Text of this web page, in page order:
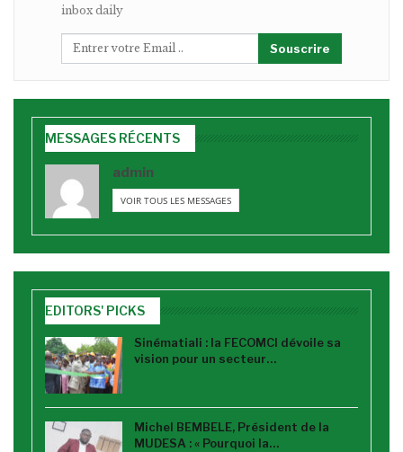
inbox daily
Souscrire
MESSAGES RÉCENTS
admin
VOIR TOUS LES MESSAGES
EDITORS' PICKS
Sinématiali : la FECOMCI dévoile sa
vision pour un secteur…
Michel BEMBELE, Président de la
MUDESA : « Pourquoi la…